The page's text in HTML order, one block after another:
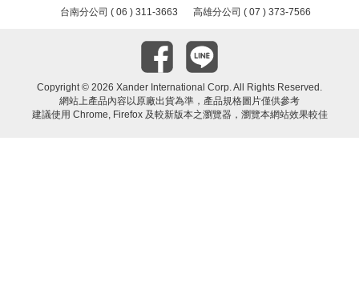
台南分公司 ( 06 ) 311-3663
高雄分公司 ( 07 ) 373-7566
Copyright © 2026 Xander International Corp. All Rights Reserved.
網站上產品內容以原廠出貨為準，產品規格圖片僅供參考
建議使用 Chrome, Firefox 及較新版本之瀏覽器，瀏覽本網站效果較佳